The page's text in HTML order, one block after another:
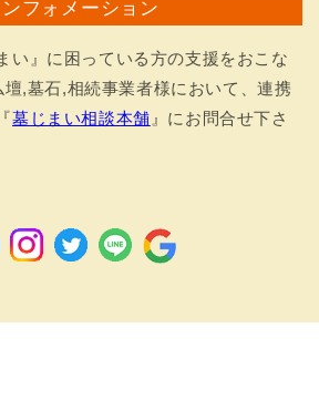
フォメーション
い』に困っている方の支援をおこな
,墓石,相続事業者様において、連携
墓じまい相談本舗』にお問合せ下さ
InstagramTwitterLINE Google